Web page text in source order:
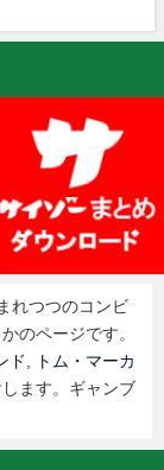
れつつのコンビ
のページです。
ド
トム・マーカ
ます。ギャンブ